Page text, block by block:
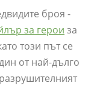
броя -
за герои за
този път се
от най-дълго